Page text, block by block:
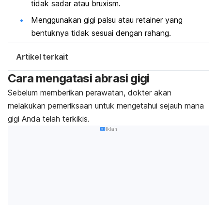
tidak sadar atau bruxism.
Menggunakan gigi palsu atau retainer yang
bentuknya tidak sesuai dengan rahang.
Artikel terkait
Cara mengatasi abrasi gigi
Sebelum memberikan perawatan, dokter akan
melakukan pemeriksaan untuk mengetahui sejauh mana
gigi Anda telah terkikis.
Iklan